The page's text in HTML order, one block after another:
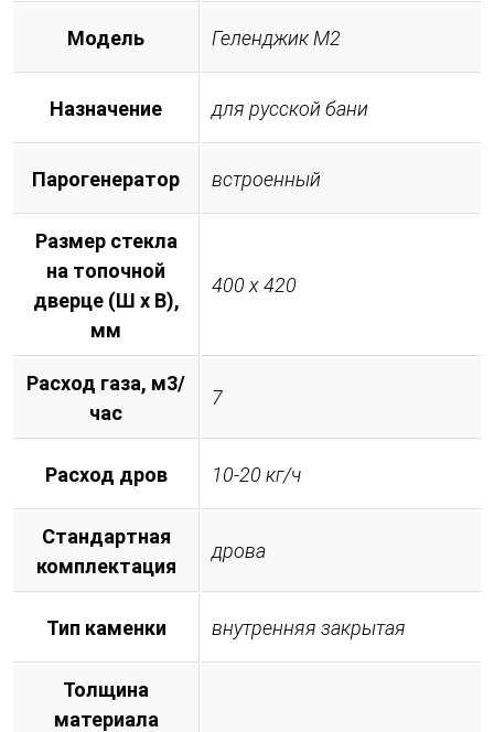
Модель Геленджик М2
Назначение для русской бани
Парогенератор встроенный
Размер стекла
на топочной
дверце (Ш х В),
мм
400 х 420
Расход газа, м3/
час
7
Расход дров 10-20 кг/ч
Стандартная
комплектация
дрова
Тип каменки внутренняя закрытая
Толщина
материала